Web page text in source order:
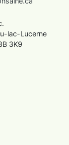
lac-Lucerne
3K9